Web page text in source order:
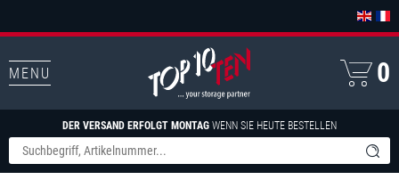
MENU
DER VERSAND ERFOLGT MONTAG WENN SIE HEUTE BESTELLEN
0